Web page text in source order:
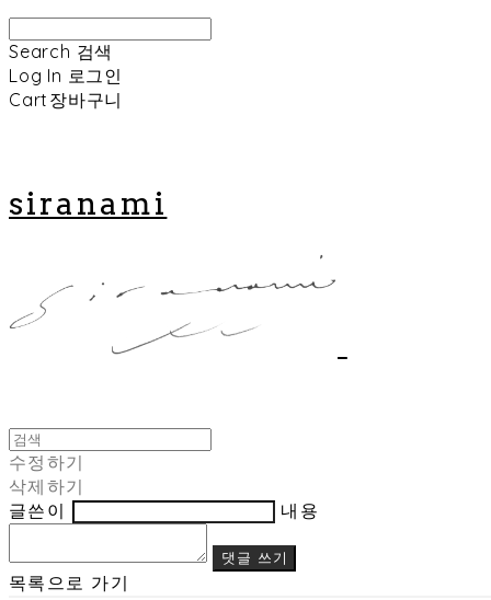
Search 검색
Log In 로그인
Cart 장바구니
siranami
수정하기
삭제하기
글쓴이
내용
댓글 쓰기
목록으로 가기